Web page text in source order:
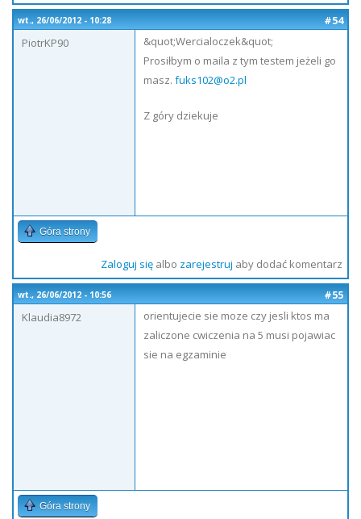
wt., 26/06/2012 - 10:28
#54
PiotrKP90
&quot;Wercialoczek&quot;
Prosiłbym o maila z tym testem jeżeli go
masz. fuks102@o2.pl
Z góry dziekuje
Góra strony
Zaloguj sięalbo zarejestruj aby dodać komentarz
wt., 26/06/2012 - 10:56
#55
Klaudia8972
orientujecie sie moze czy jesli ktos ma
zaliczone cwiczenia na 5 musi pojawiac
sie na egzaminie
Góra strony